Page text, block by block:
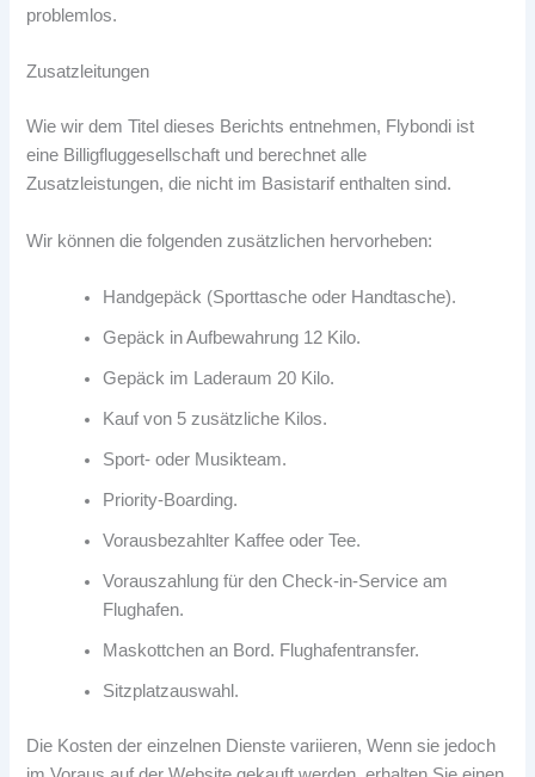
problemlos.
Zusatzleitungen
Wie wir dem Titel dieses Berichts entnehmen, Flybondi ist
eine Billigfluggesellschaft und berechnet alle
Zusatzleistungen, die nicht im Basistarif enthalten sind.
Wir können die folgenden zusätzlichen hervorheben:
Handgepäck (Sporttasche oder Handtasche).
Gepäck in Aufbewahrung 12 Kilo.
Gepäck im Laderaum 20 Kilo.
Kauf von 5 zusätzliche Kilos.
Sport- oder Musikteam.
Priority-Boarding.
Vorausbezahlter Kaffee oder Tee.
Vorauszahlung für den Check-in-Service am
Flughafen.
Maskottchen an Bord. Flughafentransfer.
Sitzplatzauswahl.
Die Kosten der einzelnen Dienste variieren, Wenn sie jedoch